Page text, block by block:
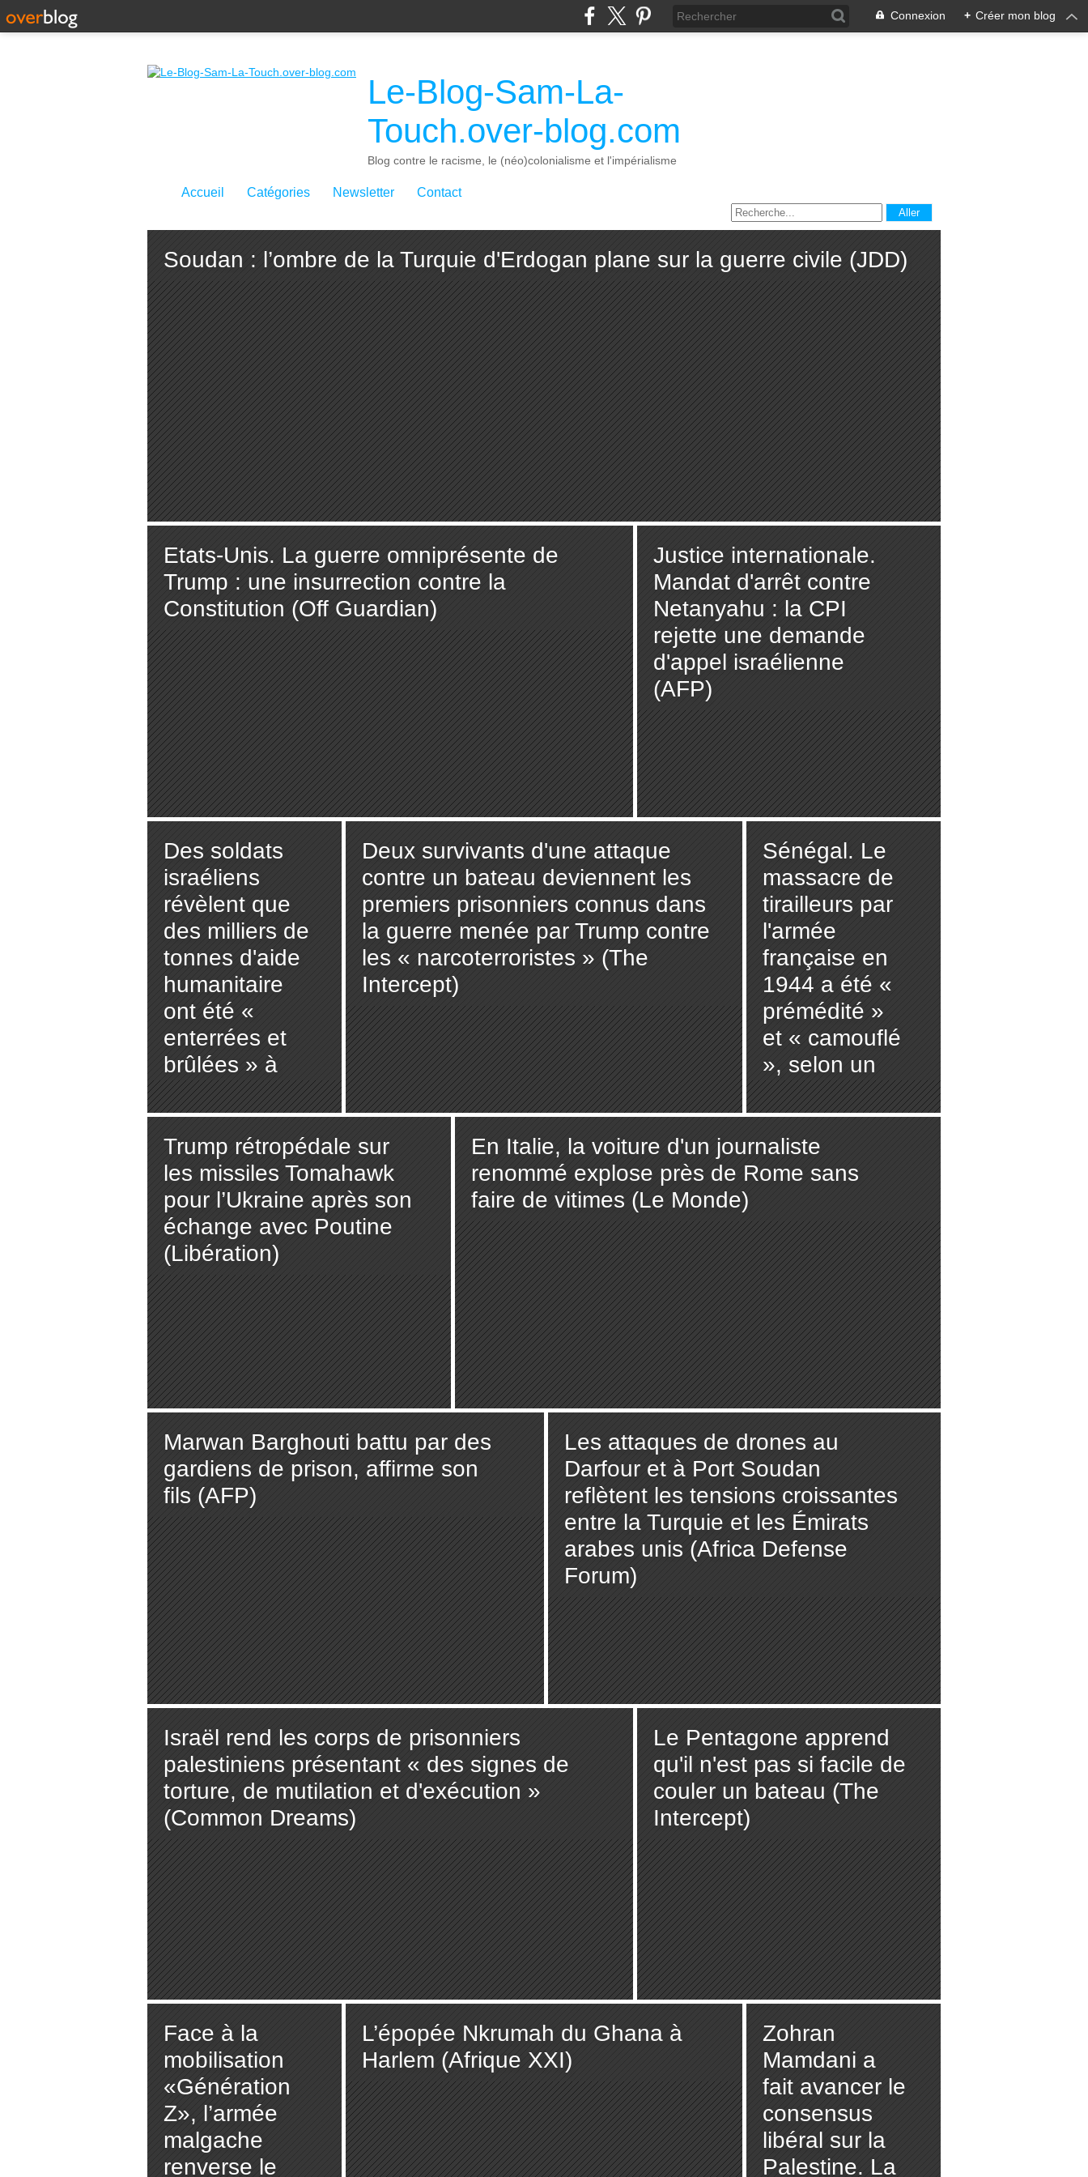
Connexion + Créer mon blog
Le-Blog-Sam-La-
Touch.over-blog.com
Blog contre le racisme, le (néo)colonialisme et l'impérialisme
Accueil Catégories Newsletter Contact
Soudan : l’ombre de la Turquie d'Erdogan plane sur la guerre civile (JDD)
Etats-Unis. La guerre omniprésente de
Trump : une insurrection contre la
Constitution (Off Guardian)
Justice internationale.
Mandat d'arrêt contre
Netanyahu : la CPI
rejette une demande
d'appel israélienne
(AFP)
Des soldats
israéliens
révèlent que
des milliers de
tonnes d'aide
humanitaire
ont été «
enterrées et
brûlées » à
Gaza alors
que la famine
s'abattait sur
la bande de
Gaza (The
Cradle)
Deux survivants d'une attaque
contre un bateau deviennent les
premiers prisonniers connus dans
la guerre menée par Trump contre
les « narcoterroristes » (The
Intercept)
Sénégal. Le
massacre de
tirailleurs par
l'armée
française en
1944 a été «
prémédité »
et « camouflé
», selon un
rapport officiel
(AFP)
Trump rétropédale sur
les missiles Tomahawk
pour l’Ukraine après son
échange avec Poutine
(Libération)
En Italie, la voiture d'un journaliste
renommé explose près de Rome sans
faire de vitimes (Le Monde)
Marwan Barghouti battu par des
gardiens de prison, affirme son
fils (AFP)
Les attaques de drones au
Darfour et à Port Soudan
reflètent les tensions croissantes
entre la Turquie et les Émirats
arabes unis (Africa Defense
Forum)
Israël rend les corps de prisonniers
palestiniens présentant « des signes de
torture, de mutilation et d'exécution »
(Common Dreams)
Le Pentagone apprend
qu'il n'est pas si facile de
couler un bateau (The
Intercept)
Face à la
mobilisation
«Génération
Z», l’armée
malgache
renverse le
L’épopée Nkrumah du Ghana à
Harlem (Afrique XXI)
Zohran
Mamdani a
fait avancer le
consensus
libéral sur la
Palestine. La